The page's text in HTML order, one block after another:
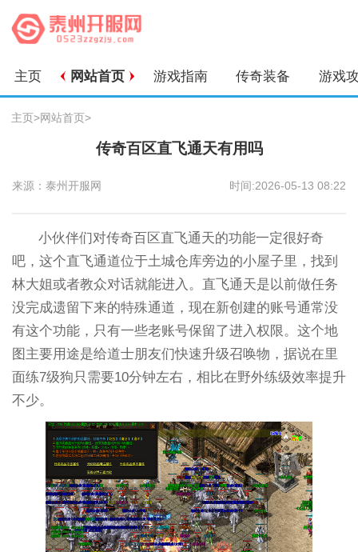
主页 网站首页 游戏指南 传奇装备 游戏
主页>网站首页>
传奇百区直飞通天有用吗
来源：泰州开服网 时间:2026-05-13 08:22
小伙伴们对传奇百区直飞通天的功能一定很好奇
吧，这个直飞通道位于土城仓库旁边的小屋子里，找到
林大姐或者教众对话就能进入。直飞通天是以前做任务
没完成遗留下来的特殊通道，现在新创建的账号通常没
有这个功能，只有一些老账号保留了进入权限。这个地
图主要用途是给道士朋友们快速升级召唤物，据说在里
面练7级狗只需要10分钟左右，相比在野外练级效率提升
不少。